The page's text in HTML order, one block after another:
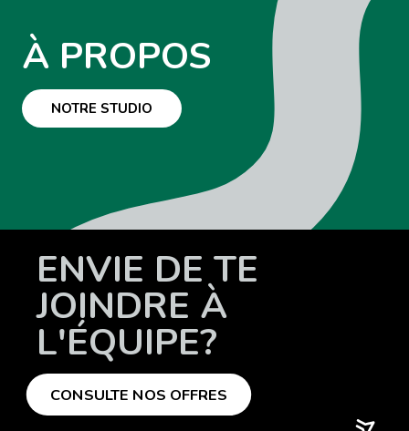
À PROPOS
NOTRE STUDIO
ENVIE DE TE
JOINDRE À
L'ÉQUIPE?
CONSULTE NOS OFFRES